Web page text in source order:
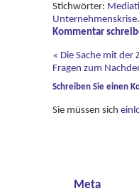
Stichwörter:
Unternehmenskrise
Kommentar
« Die Sache mit der
Fragen zum
Schreiben Sie einen
Sie müssen sich
Meta